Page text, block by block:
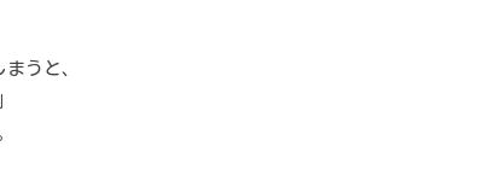
うと、